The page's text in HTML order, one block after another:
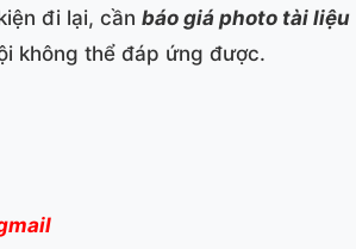
đi lại, cần báo giá photo tài liệu
không thể đáp ứng được.